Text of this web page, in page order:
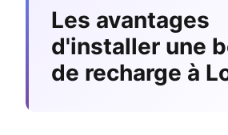
Les avantages
d'installer une
de recharge à